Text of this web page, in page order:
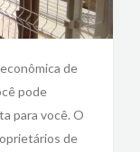
de
pode
para você. O
de